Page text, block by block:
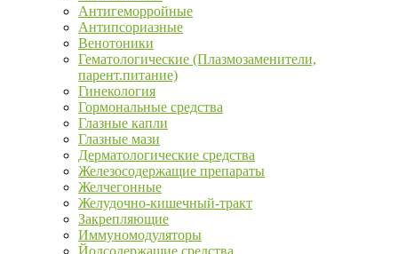
Антигеморройные
Антипсориазные
Венотоники
Гематологические (Плазмозаменители,
парент.питание)
Гинекология
Гормональные средства
Глазные капли
Глазные мази
Дерматологические средства
Железосодержащие препараты
Желчегонные
Желудочно-кишечный-тракт
Закрепляющие
Иммуномодуляторы